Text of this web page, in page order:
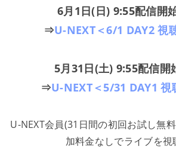
6月1日(日) 9:55配信開
⇒U-NEXT＜6/1 DAY2 視
5月31日(土) 9:55配信開
⇒U-NEXT＜5/31 DAY1 視
U-NEXT会員(31日間の初回お試し無
加料金なしでライブを視